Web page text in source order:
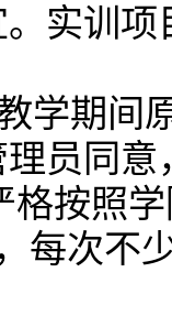
实训
学期间
员同
格按照
每次不